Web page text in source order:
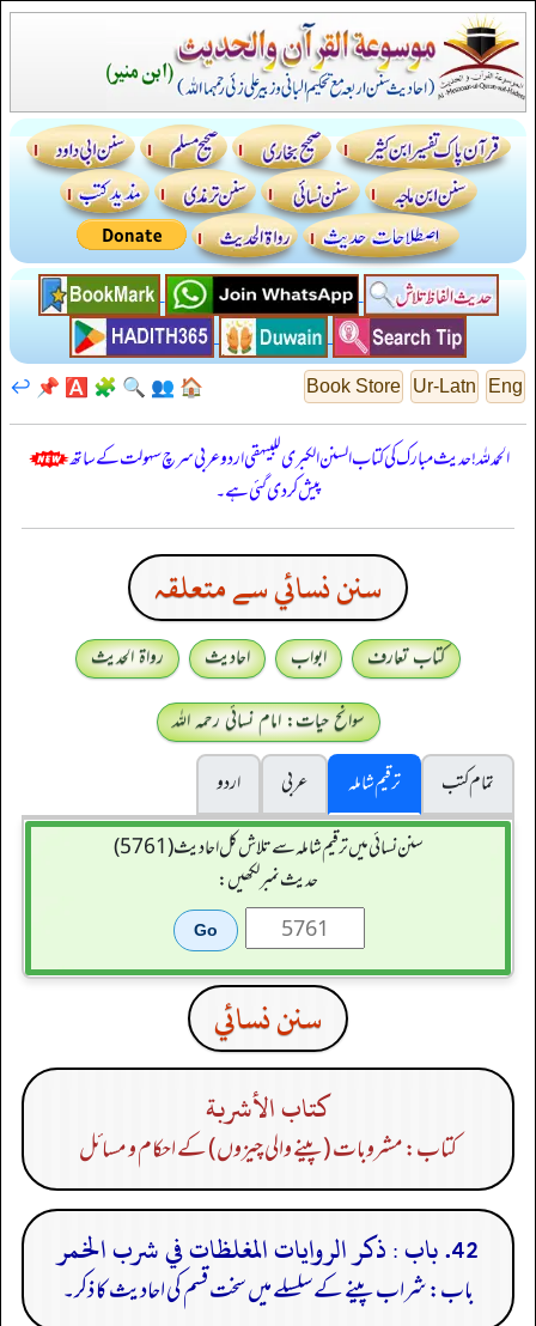
Eng
Ur-Latn
Book Store
🏠
👥
🔍
🧩
🅰️
📌
↩️
الحمدللہ! حدیث مبارک کی کتاب السنن الكبرى للبيهقي اردو عربی سرچ سہولت کے ساتھ
پیش کر دی گئی ہے۔
سنن نسائي سے متعلقہ
کتاب تعارف ابواب احادیث
رواۃ الحدیث
سوانح حیات: امام نسائی رحمہ اللہ
تمام کتب
ترقیم شاملہ عربی
اردو
سنن نسائی میں ترقیم شاملہ سے تلاش کل احادیث (5761)
حدیث نمبر لکھیں:
سنن نسائي
كتاب الأشربة
کتاب: مشروبات (پینے والی چیزوں) کے احکام و مسائل
42. باب : ذكر الروايات المغلظات في شرب الخمر
باب: شراب پینے کے سلسلے میں سخت قسم کی احادیث کا ذکر۔